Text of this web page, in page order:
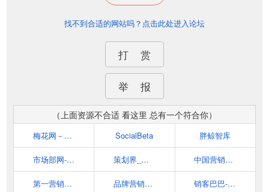
找不到合适的网站吗？点击此处进入论坛
打 赏
举 报
（上面资源不合适 看这里 总有一个符合你）
梅花网－营销者的信息中心 SocialBeta 胖鲸智库
市场部网-你的云端市场部 策划界_最专业的品牌营销策划交流平台 中国营销网门户-第一赢销网
第一营销网 cmmo.cn 品牌营销案例分析_互联网营销策划学习平台-猴哥营销笔记 销客巴巴-市场营销案例分析及网络营销策略学习平台